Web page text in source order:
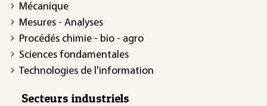
Mécanique
Mesures - Analyses
Procédés chimie - bio - agro
Sciences fondamentales
Technologies de l'information
Secteurs industriels